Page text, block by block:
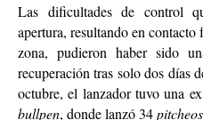
Las dificultades de control
apertura, resultando en
zona, pudieron haber sido
recuperación tras solo dos días
octubre, el lanzador tuvo una
bullpen, donde lanzó 34pitcheos